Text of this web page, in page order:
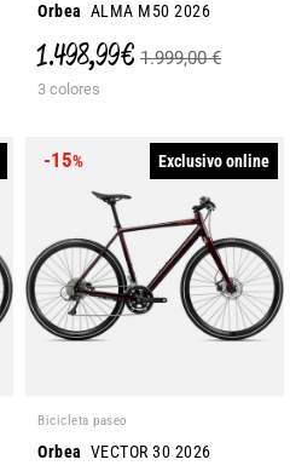
Orbea ALMA M50 2026
1.498,99 € 1.999,00 €
3 colores
-15% Exclusivo online
Bicicleta paseo
Orbea VECTOR 30 2026